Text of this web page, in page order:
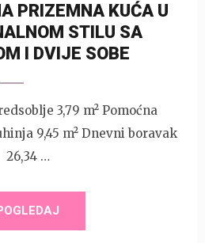
PRIZEMNA KUĆA U
STILU SA
I DVIJE SOBE
3,79 m² Pomoćna
9,45 m² Dnevni boravak
26,34 …